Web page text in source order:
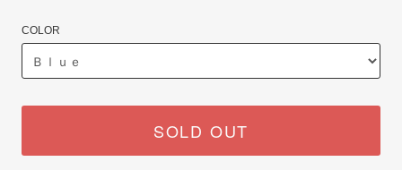
COLOR
SOLD OUT